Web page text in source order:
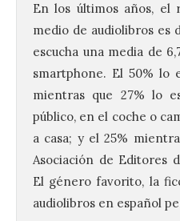
En los últimos años, el
medio de audiolibros es
escucha una media de
smartphone. El 50% lo
mientras que 27% lo
público, en el coche o
a casa; y el 25%
Asociación de Editores
El género favorito, la
audiolibros en español